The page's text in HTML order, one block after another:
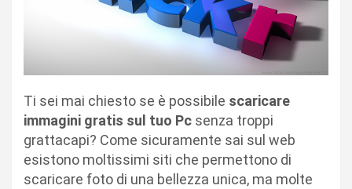
Ti sei mai chiesto se è possibile scaricare
immagini gratis sul tuo Pc senza troppi
grattacapi? Come sicuramente sai sul web
esistono moltissimi siti che permettono di
scaricare foto di una bellezza unica, ma molte